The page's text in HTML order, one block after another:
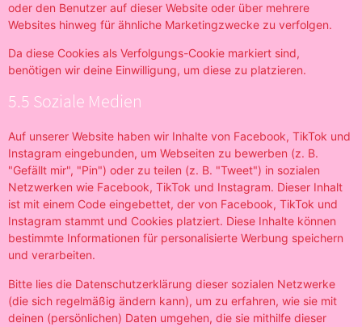
oder den Benutzer auf dieser Website oder über mehrere
Websites hinweg für ähnliche Marketingzwecke zu verfolgen.
Da diese Cookies als Verfolgungs-Cookie markiert sind,
benötigen wir deine Einwilligung, um diese zu platzieren.
5.5 Soziale Medien
Auf unserer Website haben wir Inhalte von Facebook, TikTok und
Instagram eingebunden, um Webseiten zu bewerben (z. B.
"Gefällt mir", "Pin") oder zu teilen (z. B. "Tweet") in sozialen
Netzwerken wie Facebook, TikTok und Instagram. Dieser Inhalt
ist mit einem Code eingebettet, der von Facebook, TikTok und
Instagram stammt und Cookies platziert. Diese Inhalte können
bestimmte Informationen für personalisierte Werbung speichern
und verarbeiten.
Bitte lies die Datenschutzerklärung dieser sozialen Netzwerke
(die sich regelmäßig ändern kann), um zu erfahren, wie sie mit
deinen (persönlichen) Daten umgehen, die sie mithilfe dieser